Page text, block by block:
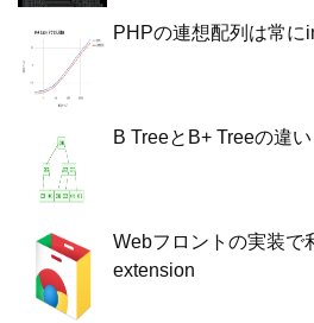
PHPの連想配列は常に
B TreeとB+ Treeの違い
Webフロントの実装で
extension